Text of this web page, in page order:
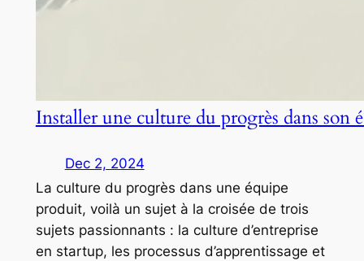
Installer une culture du progrès dans son
Dec 2, 2024
La culture du progrès dans une équipe
produit, voilà un sujet à la croisée de trois
sujets passionnants : la culture d’entreprise
en startup, les processus d’apprentissage et